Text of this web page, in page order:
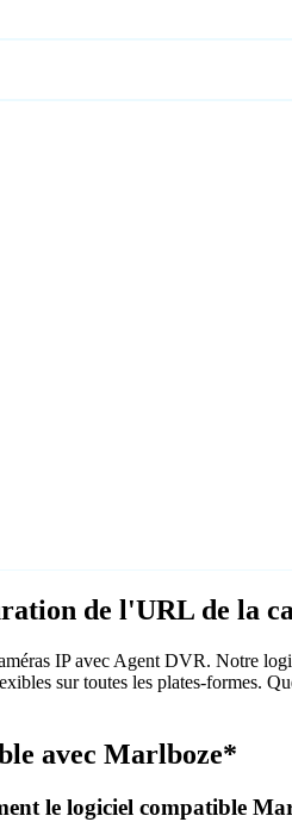
de l'URL de la
IP avec Agent DVR. Notre
sur toutes les plates-formes.
avec Marlboze*
le logiciel compatible